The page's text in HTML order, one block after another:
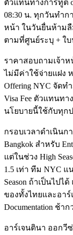
ตัวแทนทางการทูต
08:30 น. ทุกวันทำก
หน้า ในวันยื่นห้ามลืม
ตามที่ศูนย์ระบุ + ใ
ราคาสอบถามเจ้าห
ไม่มีค่าใช้จ่ายแฝง
Offering NYC จัดท
Visa Fee ตัวแทนท
นโยบายนี้ใช้กับทุก
กรอบเวลาดำเนินก
Bangkok สำหรับ
แต่ในช่วง High
1.5 เท่า ทีม NYC แ
Season ถ้าเป็นไป
ของทั้งไทยและอาร์
Documentation ช้า
อาร์เจนตินา ออกวี